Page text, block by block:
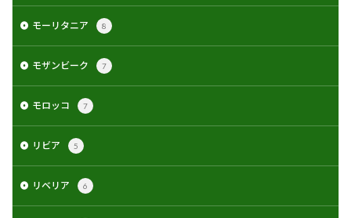
モーリタニア 8
モザンビーク 7
モロッコ 7
リビア 5
リベリア 6